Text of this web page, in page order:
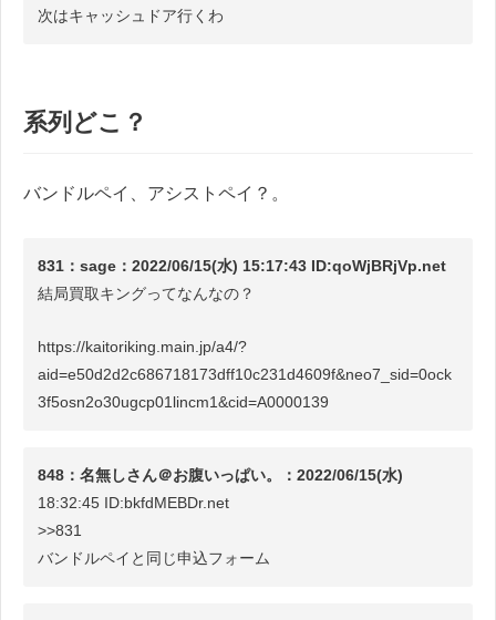
次はキャッシュドア行くわ
系列どこ？
バンドルペイ、アシストペイ？。
831：sage：2022/06/15(水) 15:17:43 ID:qoWjBRjVp.net
結局買取キングってなんなの？
https://kaitoriking.main.jp/a4/?
aid=e50d2d2c686718173dff10c231d4609f&neo7_sid=0ock
3f5osn2o30ugcp01lincm1&cid=A0000139
848：名無しさん＠お腹いっぱい。：2022/06/15(水)
18:32:45 ID:bkfdMEBDr.net
>>831
バンドルペイと同じ申込フォーム